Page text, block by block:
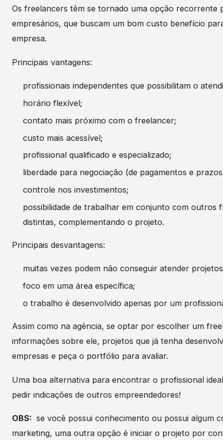
Os freelancers têm se tornado uma opção recorrente
empresários, que buscam um bom custo benefício
empresa.
Principais vantagens:
profissionais independentes que possibilitam o
horário flexível;
contato mais próximo com o freelancer;
custo mais acessível;
profissional qualificado e especializado;
liberdade para negociação (de pagamentos e
controle nos investimentos;
possibilidade de trabalhar em conjunto com outros
distintas, complementando o projeto.
Principais desvantagens:
muitas vezes podem não conseguir atender
foco em uma área específica;
o trabalho é desenvolvido apenas por um
Assim como na agência, se optar por escolher um
informações sobre ele, projetos que já tenha
empresas e peça o portfólio para avaliar.
Uma boa alternativa para encontrar o profissional
pedir indicações de outros empreendedores!
OBS: se você possui conhecimento ou possui algum
marketing, uma outra opção é iniciar o projeto por